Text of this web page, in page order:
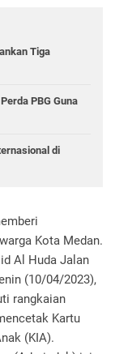
Tiga
PBG Guna
di
Kota Medan.
Al Huda Jalan
(10/04/2023),
rangkaian
Kartu
(KIA).